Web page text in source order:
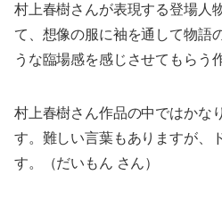
村上春樹さんが表現する登場人
て、想像の服に袖を通して物語
うな臨場感を感じさせてもらう
村上春樹さん作品の中ではかな
す。難しい言葉もありますが、
す。（だいもん さん）